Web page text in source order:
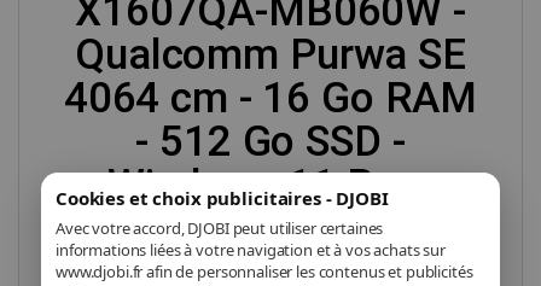
Cookies et choix publicitaires - DJOBI
Avec votre accord, DJOBI peut utiliser certaines
informations liées à votre navigation et à vos achats sur
www.djobi.fr afin de personnaliser les contenus et publicités
X1607QA-MB060W -
Qualcomm Purwa SE
4064 cm - 16 Go RAM
- 512 Go SSD -
Windows 11 Pro -
FHD